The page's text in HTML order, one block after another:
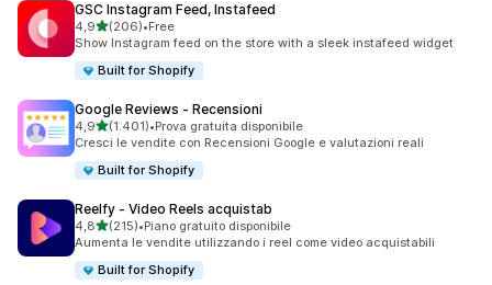
GSC Instagram Feed, Instafeed
4,9stelle su 5
(206)
206 recensioni totali
•Free
Show Instagram feed on the store with a sleek instafeed widget
Built for Shopify
Google Reviews ‑ Recensioni
4,9stelle su 5
(1.401)
1401 recensioni totali
•Prova gratuita disponibile
Cresci le vendite con Recensioni Google e valutazioni reali
Built for Shopify
Reelfy ‑ Video Reels acquistab
4,8stelle su 5
(215)
215 recensioni totali
•Piano gratuito disponibile
Aumenta le vendite utilizzando i reel come video acquistabili
Built for Shopify